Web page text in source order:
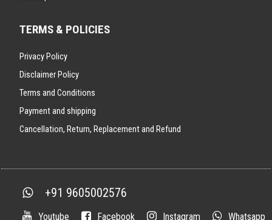
TERMS & POLICIES
Privacy Policy
Disclaimer Policy
Terms and Conditions
Payment and shipping
Cancellation, Return, Replacement and Refund
+91 9605002576
Youtube Facebook Instagram Whatsapp